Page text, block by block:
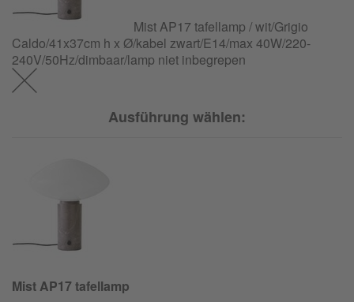
Mist AP17 tafellamp / wit/Grigio
Caldo/41x37cm h x Ø/kabel zwart/E14/max 40W/220-
240V/50Hz/dimbaar/lamp niet inbegrepen
Ausführung wählen:
Mist AP17 tafellamp